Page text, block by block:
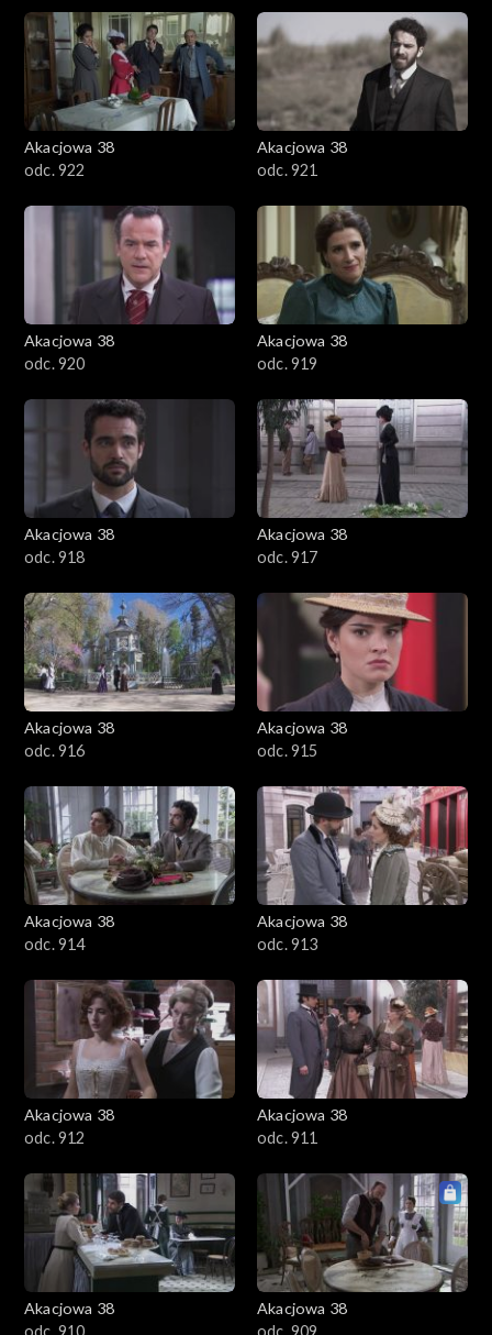
Akacjowa 38
odc. 922
Akacjowa 38
odc. 921
Akacjowa 38
odc. 920
Akacjowa 38
odc. 919
Akacjowa 38
odc. 918
Akacjowa 38
odc. 917
Akacjowa 38
odc. 916
Akacjowa 38
odc. 915
Akacjowa 38
odc. 914
Akacjowa 38
odc. 913
Akacjowa 38
odc. 912
Akacjowa 38
odc. 911
Akacjowa 38
Akacjowa 38